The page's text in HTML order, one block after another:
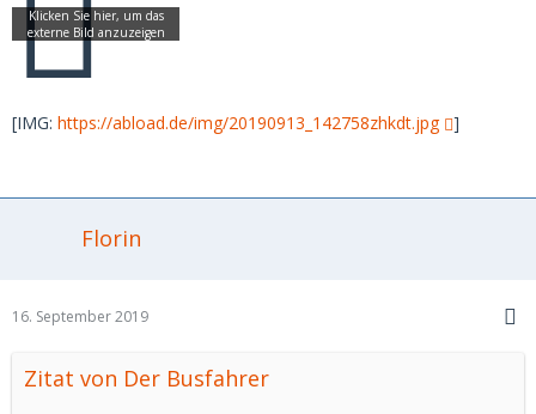
[IMG: https://abload.de/img/20190913_142758zhkdt.jpg ]
Florin
16. September 2019
Zitat von Der Busfahrer